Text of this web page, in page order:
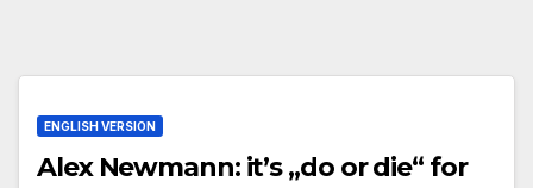
ENGLISH VERSION
Alex Newmann: it’s „do or die“ for